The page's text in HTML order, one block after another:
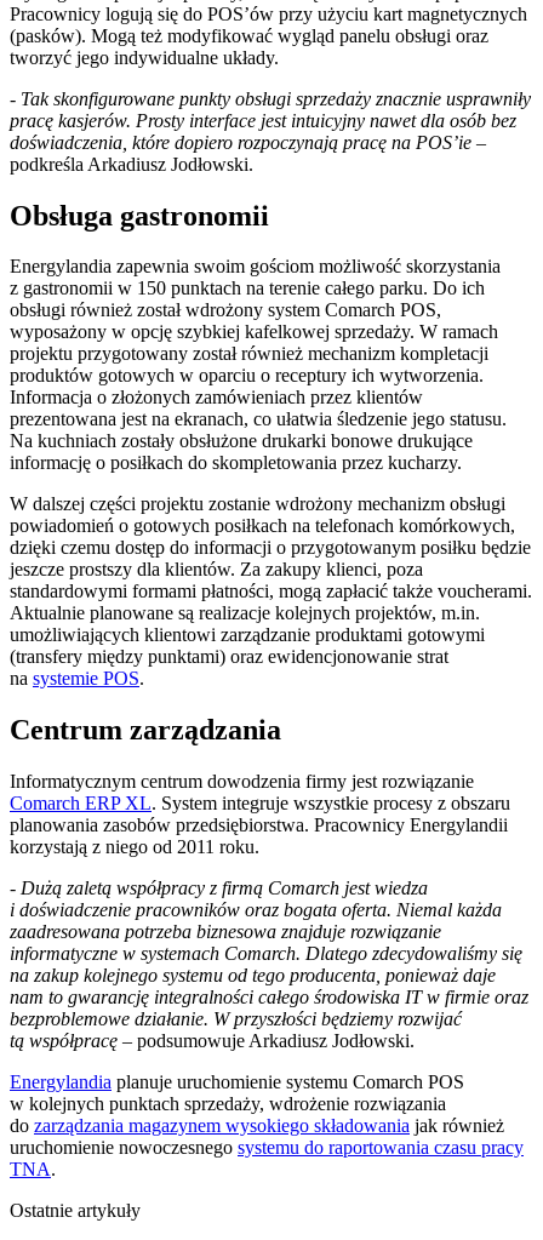
Pracownicy logują się do POS’ów przy użyciu kart magnetycznych
(pasków). Mogą też modyfikować wygląd panelu obsługi oraz
tworzyć jego indywidualne układy.
- Tak skonfigurowane punkty obsługi sprzedaży znacznie usprawniły
pracę kasjerów. Prosty interface jest intuicyjny nawet dla osób bez
doświadczenia, które dopiero rozpoczynają pracę na POS’ie –
podkreśla Arkadiusz Jodłowski.
Obsługa gastronomii
Energylandia zapewnia swoim gościom możliwość skorzystania
z gastronomii w 150 punktach na terenie całego parku. Do ich
obsługi również został wdrożony system Comarch POS,
wyposażony w opcję szybkiej kafelkowej sprzedaży. W ramach
projektu przygotowany został również mechanizm kompletacji
produktów gotowych w oparciu o receptury ich wytworzenia.
Informacja o złożonych zamówieniach przez klientów
prezentowana jest na ekranach, co ułatwia śledzenie jego statusu.
Na kuchniach zostały obsłużone drukarki bonowe drukujące
informację o posiłkach do skompletowania przez kucharzy.
W dalszej części projektu zostanie wdrożony mechanizm obsługi
powiadomień o gotowych posiłkach na telefonach komórkowych,
dzięki czemu dostęp do informacji o przygotowanym posiłku będzie
jeszcze prostszy dla klientów. Za zakupy klienci, poza
standardowymi formami płatności, mogą zapłacić także voucherami.
Aktualnie planowane są realizacje kolejnych projektów, m.in.
umożliwiających klientowi zarządzanie produktami gotowymi
(transfery między punktami) oraz ewidencjonowanie strat
na systemie POS.
Centrum zarządzania
Informatycznym centrum dowodzenia firmy jest rozwiązanie
Comarch ERP XL. System integruje wszystkie procesy z obszaru
planowania zasobów przedsiębiorstwa. Pracownicy Energylandii
korzystają z niego od 2011 roku.
- Dużą zaletą współpracy z firmą Comarch jest wiedza
i doświadczenie pracowników oraz bogata oferta. Niemal każda
zaadresowana potrzeba biznesowa znajduje rozwiązanie
informatyczne w systemach Comarch. Dlatego zdecydowaliśmy się
na zakup kolejnego systemu od tego producenta, ponieważ daje
nam to gwarancję integralności całego środowiska IT w firmie oraz
bezproblemowe działanie. W przyszłości będziemy rozwijać
tą współpracę – podsumowuje Arkadiusz Jodłowski.
Energylandia planuje uruchomienie systemu Comarch POS
w kolejnych punktach sprzedaży, wdrożenie rozwiązania
do zarządzania magazynem wysokiego składowania jak również
uruchomienie nowoczesnego systemu do raportowania czasu pracy
TNA.
Ostatnie artykuły